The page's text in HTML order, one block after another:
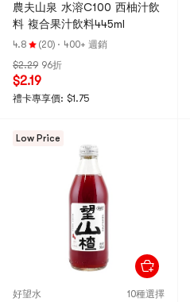
農夫山泉 水溶C100 西柚汁飲
料 複合果汁飲料445ml
4.8 (20) · 400+ 週銷
$2.29 96折
$2.19
禮卡專享價: $1.75
Low Price
好望水 10種選擇